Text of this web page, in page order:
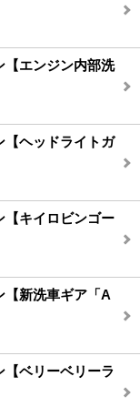
【エンジン内部洗
【ヘッドライトガ
【キイロビンゴー
【新洗車ギア「A
ベリーベリーラ